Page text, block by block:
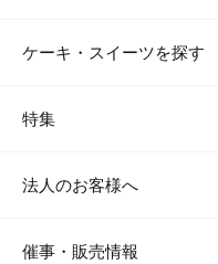
ケーキ・スイーツを探す
特集
法人のお客様へ
催事・販売情報